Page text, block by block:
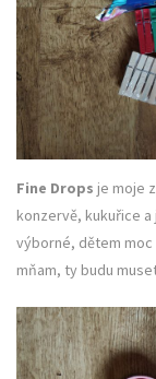
Fine Drops je moje
konzervě, kukuřice
výborné, dětem moc
mňam, ty budu